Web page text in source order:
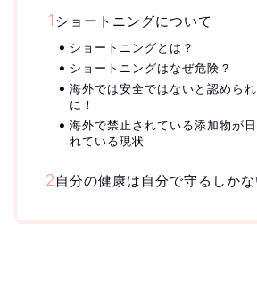
ショートニングについて
ショートニングとは？
ショートニングはなぜ危険？
海外では安全ではないと認めら
に！
海外で禁止されている添加物が
れている現状
自分の健康は自分で守るしかな